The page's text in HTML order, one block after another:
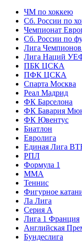
ЧМ по хоккею
Сб. России по
Чемпионат
Сб. России по
Лига
Лига Наций
ПБК ЦСКА
ПФК ЦСКА
Спарта Москва
Реал Мадрид
ФК Барселона
ФК Бавария
ФК Ювентус
Биатлон
Евролига
Единая Лига
РПЛ
Формула 1
MMA
Теннис
Фигурное
Ла Лига
Серия А
Лига 1 Франция
Английская
Бундеслига